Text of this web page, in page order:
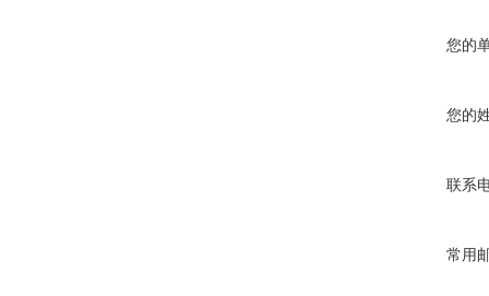
您的
您的
联系
常用